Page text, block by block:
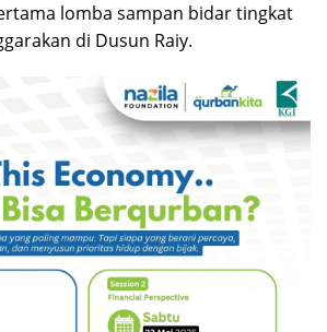
lomba sampan bidar tingkat
di Dusun Raiy.